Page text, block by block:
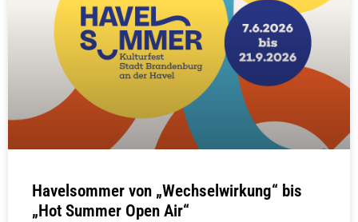
Havelsommer von „Wechselwirkung“ bis
„Hot Summer Open Air“